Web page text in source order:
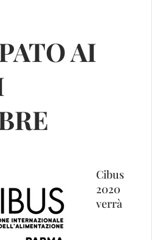
AI
Cibus
2020
verrà